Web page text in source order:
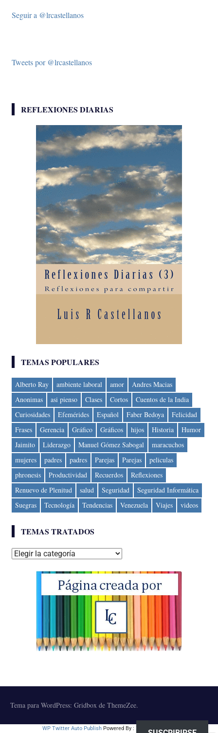
Seguir a @lrcastellanos
Tweets por @lrcastellanos
REFLEXIONES DIARIAS
TEMAS POPULARES
Alberto Ray ambiente laboral amor
Andres Macias
Anonimas
asi pienso Clases Cortos
Cuentos de la India
Curiosidades
Efemérides Español Faber Bedoya
Felicidad
Frases
Gerencia Gráfico Gráficos hijos Historia
Humor
Jaimito
Liderazgo Manuel Gómez Sabogal
maracuchos
mujeres
padres padres Parejas Parejas
peliculas
phronesis
Productividad Recuerdos
Reflexiones
Renuevo de Plenitud
salud Seguridad
Seguridad Informática
Suegras
Tecnología Tendencias Venezuela Viajes videos
TEMAS TRATADOS
Temas
Tema para WordPress: Gridbox de ThemeZee.
WP Twitter Auto Publish Powered By : XYZScripts.com